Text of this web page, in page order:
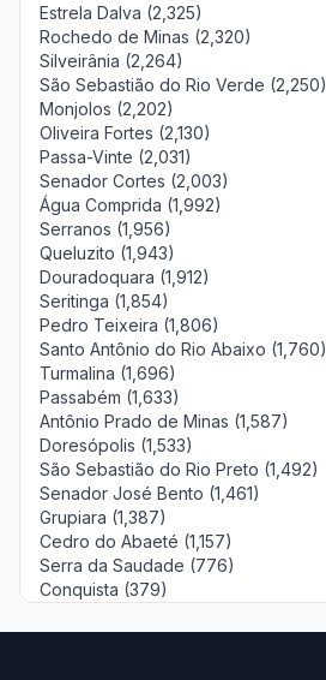
Estrela Dalva (2,325)
Rochedo de Minas (2,320)
Silveirânia (2,264)
São Sebastião do Rio Verde (2,250)
Monjolos (2,202)
Oliveira Fortes (2,130)
Passa-Vinte (2,031)
Senador Cortes (2,003)
Água Comprida (1,992)
Serranos (1,956)
Queluzito (1,943)
Douradoquara (1,912)
Seritinga (1,854)
Pedro Teixeira (1,806)
Santo Antônio do Rio Abaixo (1,760)
Turmalina (1,696)
Passabém (1,633)
Antônio Prado de Minas (1,587)
Doresópolis (1,533)
São Sebastião do Rio Preto (1,492)
Senador José Bento (1,461)
Grupiara (1,387)
Cedro do Abaeté (1,157)
Serra da Saudade (776)
Conquista (379)